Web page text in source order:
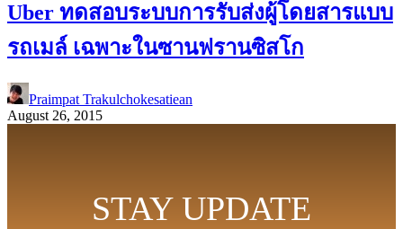
Uber ทดสอบระบบการรับส่งผู้โดยสารแบบ
รถเมล์ เฉพาะในซานฟรานซิสโก
Praimpat Trakulchokesatiean
August 26, 2015
STAY UPDATE